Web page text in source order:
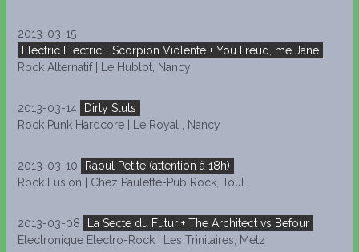
2013-03-15
Electric Electric + Scorpion Violente + You Freud, me Jane
Rock Alternatif | Le Hublot, Nancy
2013-03-14
Dirty Sluts
Rock Punk Hardcore | Le Royal , Nancy
2013-03-10
Raoul Petite (attention à 18h)
Rock Fusion | Chez Paulette-Pub Rock, Toul
2013-03-08
La Secte du Futur + The Architect vs Befour
Electronique Electro-Rock | Les Trinitaires, Metz